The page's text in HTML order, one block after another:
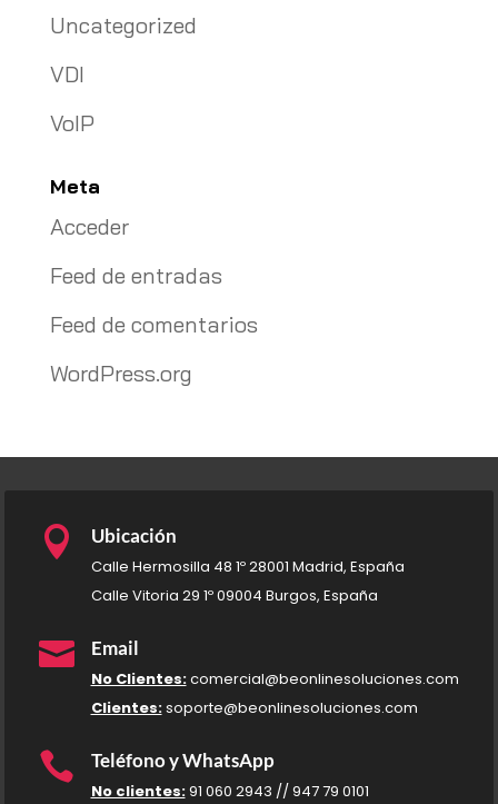
Uncategorized
VDI
VoIP
Meta
Acceder
Feed de entradas
Feed de comentarios
WordPress.org
 Ubicación
Calle Hermosilla 48 1º 28001 Madrid, España
Calle Vitoria 29 1º 09004 Burgos, España
 Email
No Clientes:comercial@beonlinesoluciones.com
Clientes:soporte@beonlinesoluciones.com
 Teléfono y WhatsApp
No clientes:91 060 2943 // 947 79 0101